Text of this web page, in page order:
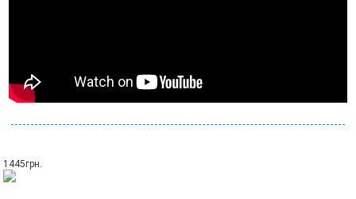
1445грн.